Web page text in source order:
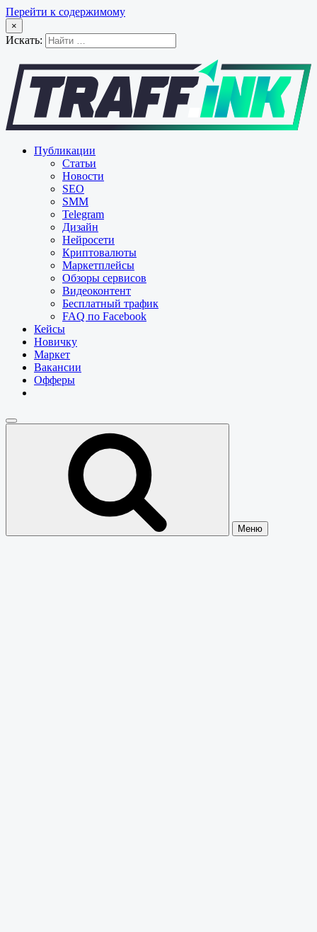
Перейти к содержимому
×
Искать:
Публикации
Статьи
Новости
SEO
SMM
Telegram
Дизайн
Нейросети
Криптовалюты
Маркетплейсы
Обзоры сервисов
Видеоконтент
Бесплатный трафик
FAQ по Facebook
Кейсы
Новичку
Маркет
Вакансии
Офферы
Меню